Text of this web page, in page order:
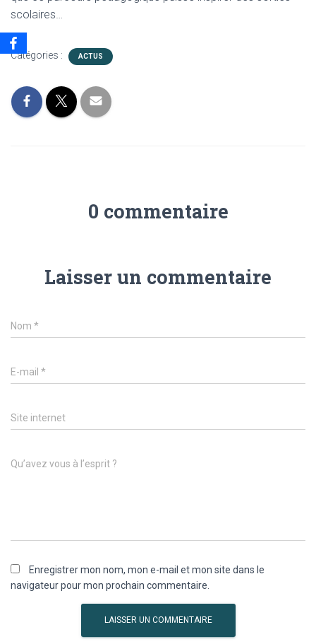
scolaires…
Catégories : ACTUS
0 commentaire
Laisser un commentaire
Nom *
E-mail *
Site internet
Qu’avez vous à l’esprit ?
Enregistrer mon nom, mon e-mail et mon site dans le
navigateur pour mon prochain commentaire.